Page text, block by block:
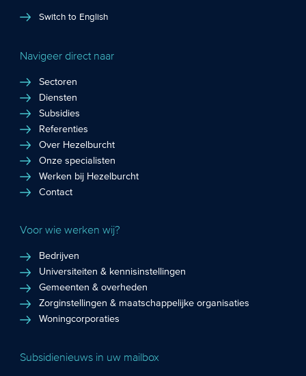
Switch to English
Navigeer direct naar
Sectoren
Diensten
Subsidies
Referenties
Over Hezelburcht
Onze specialisten
Werken bij Hezelburcht
Contact
Voor wie werken wij?
Bedrijven
Universiteiten & kennisinstellingen
Gemeenten & overheden
Zorginstellingen & maatschappelijke organisaties
Woningcorporaties
Subsidienieuws in uw mailbox